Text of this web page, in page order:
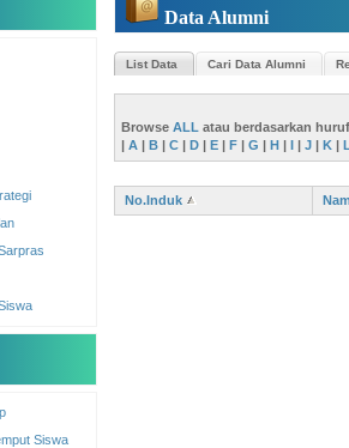
Siswa
Data Alumni
List Data Cari Data Alumni
BrowseALL atau berdasarkan
|A |B |C |D |E |F |G |H |I |J |K |
No.Induk